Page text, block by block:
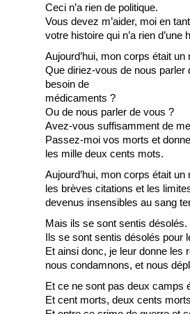
Ceci n’a rien de politique.
Vous devez m’aider, moi en
votre histoire qui n’a rien d’une
Aujourd’hui, mon corps était
Que diriez-vous de nous parler
besoin de
médicaments ?
Ou de nous parler de vous ?
Avez-vous suffisamment de
Passez-moi vos morts et
les mille deux cents mots.
Aujourd’hui, mon corps était
les brèves citations et les
devenus insensibles au sang
Mais ils se sont sentis désolés.
Ils se sont sentis désolés pour
Et ainsi donc, je leur donne les
nous condamnons, et nous
Et ce ne sont pas deux camps
Et cent morts, deux cents